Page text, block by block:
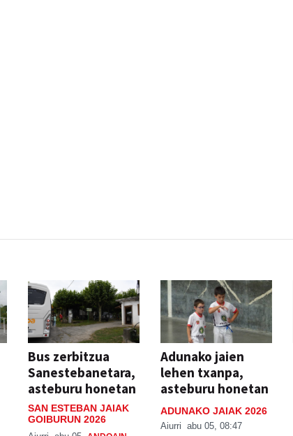
Bus zerbitzua
Sanestebanetara,
asteburu honetan
SAN ESTEBAN JAIAK
GOIBURUN 2026
Adunako jaien
lehen txanpa,
asteburu honetan
ADUNAKO JAIAK 2026
Aiurri abu 05, 08:47